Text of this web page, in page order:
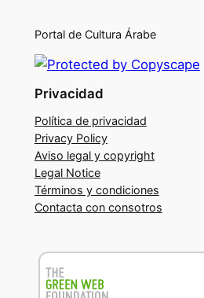
Portal de Cultura Árabe
Privacidad
Política de privacidad
Privacy Policy
Aviso legal y copyright
Legal Notice
Términos y condiciones
Contacta con consotros